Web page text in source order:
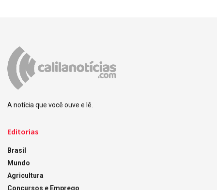
A notícia que você ouve e lê.
Editorias
Brasil
Mundo
Agricultura
Concursos e Emprego